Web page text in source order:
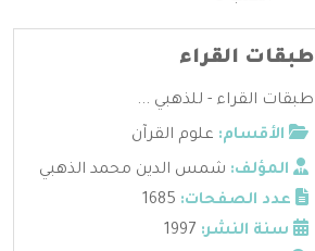
طبقات القراء
طبقات القراء - للذهبي ...
الأقسام: علوم القرآن
المؤلف: شمس الدين محمد الذهبي
عدد الصفحات:
سنة النشر: